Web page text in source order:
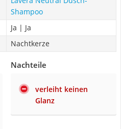
Shampoo
Ja | Ja
Nachtkerze
Nachteile
verleiht keinen
Glanz